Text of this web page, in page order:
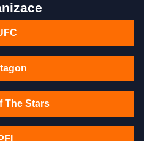
The Stars